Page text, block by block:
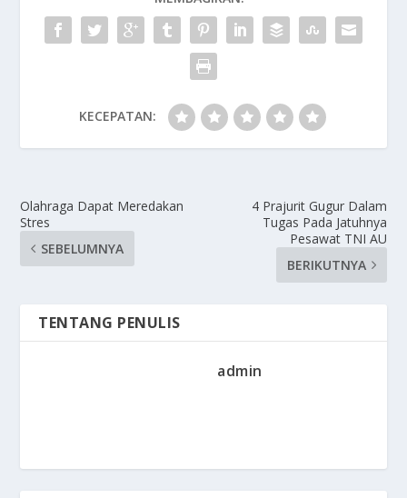
KECEPATAN:
Olahraga Dapat Meredakan
Stres
SEBELUMNYA
4 Prajurit Gugur Dalam
Tugas Pada Jatuhnya
Pesawat TNI AU
BERIKUTNYA
TENTANG PENULIS
admin